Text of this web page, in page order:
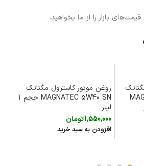
قیمت‌های بازار را از ما بخواهید.
روغن موتور کاسترول مگناتک
MAGNATEC 5W40 SN حجم 1
لیتر
1,550,000تومان
افزودن به سبد خرید